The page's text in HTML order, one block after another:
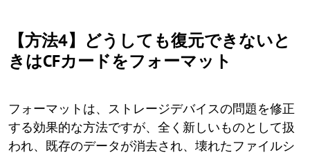
【方法4】どうしても復元できないと
きはCFカードをフォーマット
フォーマットは、ストレージデバイスの問題を修正
する効果的な方法ですが、全く新しいものとして扱
われ、既存のデータが消去され、壊れたファイルシ